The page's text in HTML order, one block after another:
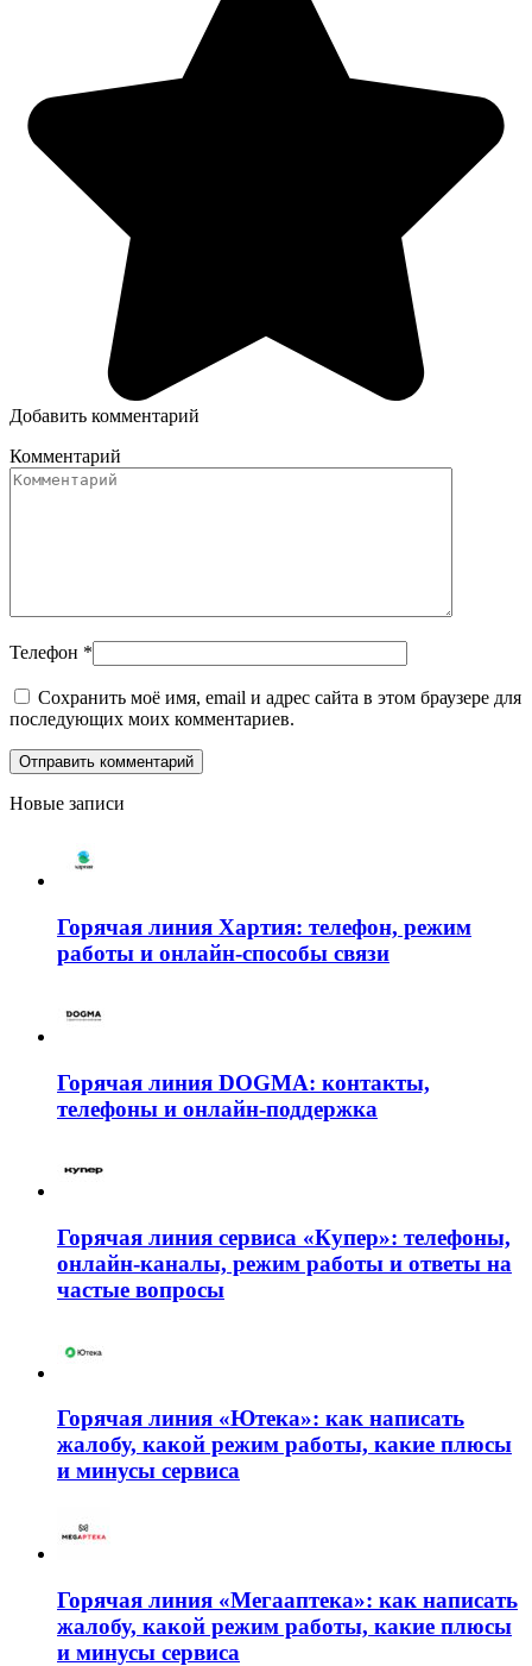
Добавить комментарий
Комментарий
Телефон *
Сохранить моё имя, email и адрес сайта в этом браузере для
последующих моих комментариев.
Новые записи
Горячая линия Хартия: телефон, режим
работы и онлайн-способы связи
Горячая линия DOGMA: контакты,
телефоны и онлайн-поддержка
Горячая линия сервиса «Купер»: телефоны,
онлайн-каналы, режим работы и ответы на
частые вопросы
Горячая линия «Ютека»: как написать
жалобу, какой режим работы, какие плюсы
и минусы сервиса
Горячая линия «Мегааптека»: как написать
жалобу, какой режим работы, какие плюсы
и минусы сервиса